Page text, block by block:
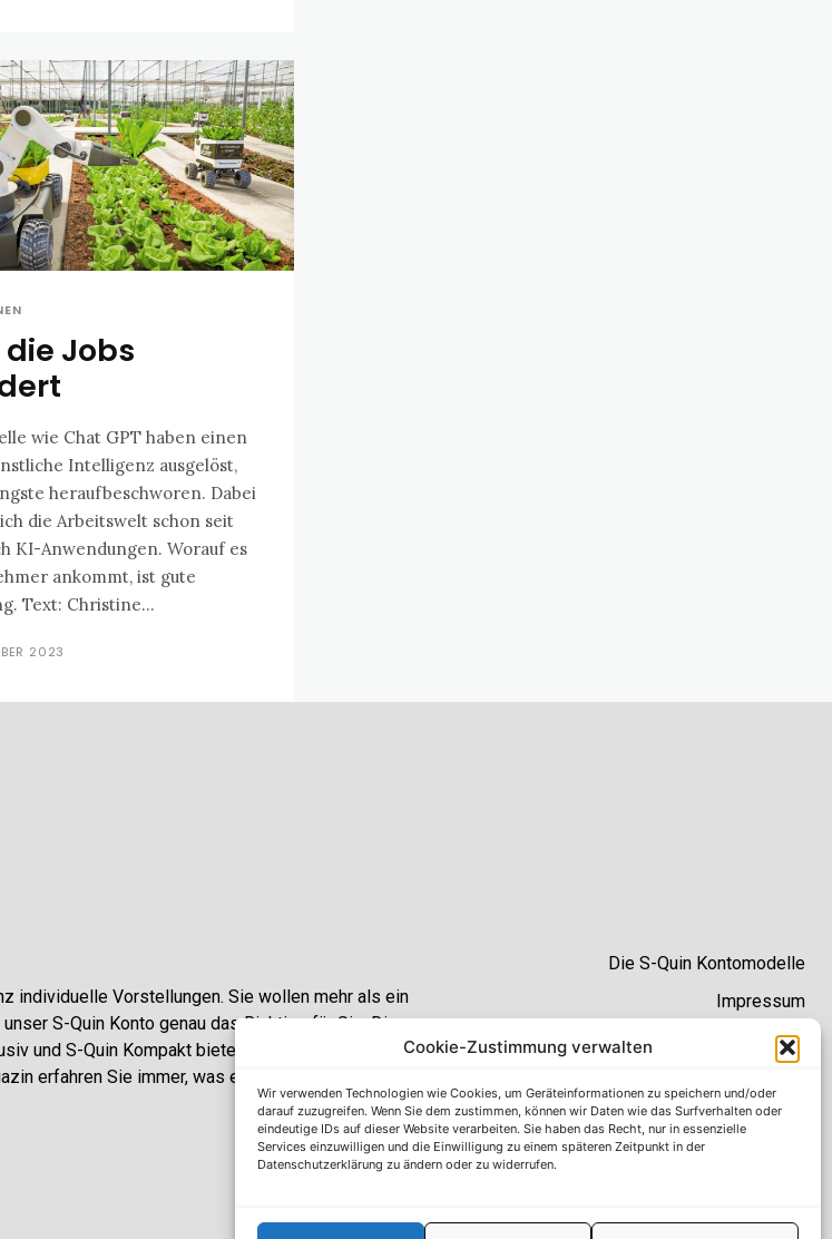
Cookie-Zustimmung verwalten
Wir verwenden Technologien wie Cookies, um Geräteinformationen zu speichern und/oder
darauf zuzugreifen. Wenn Sie dem zustimmen, können wir Daten wie das Surfverhalten oder
eindeutige IDs auf dieser Website verarbeiten. Sie haben das Recht, nur in essenzielle
Services einzuwilligen und die Einwilligung zu einem späteren Zeitpunkt in der
Datenschutzerklärung zu ändern oder zu widerrufen.
die Jobs
wie Chat GPT haben einen
Intelligenz ausgelöst,
heraufbeschworen. Dabei
die Arbeitswelt schon seit
KI-Anwendungen. Worauf es
ankommt, ist gute
Vorbereitung. Text: Christine...
2023
individuelle Vorstellungen. Sie wollen mehr als ein
S-Quin Konto genau das Richtige für Sie. Die
und S-Quin Kompakt bietet Ihnen etliche
erfahren Sie immer, was es Neues gibt.
Die S-Quin Kontomodelle
Impressum
Datenschutzhinweise
Erklärung zur Barrierefreiheit